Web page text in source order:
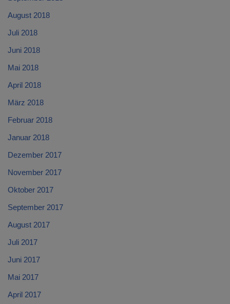
August 2018
Juli 2018
Juni 2018
Mai 2018
April 2018
März 2018
Februar 2018
Januar 2018
Dezember 2017
November 2017
Oktober 2017
September 2017
August 2017
Juli 2017
Juni 2017
Mai 2017
April 2017